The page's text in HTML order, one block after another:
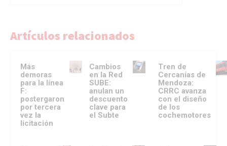
Artículos relacionados
Más
demoras
para la línea
F:
postergaron
por tercera
vez la
licitación
Cambios
en la Red
SUBE:
anulan un
descuento
clave para
el Subte
Tren de
Cercanías de
Mendoza:
CRRC avanza
con el diseño
de los
cochemotores